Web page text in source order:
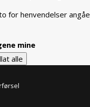
for henvendelser
mine
alle